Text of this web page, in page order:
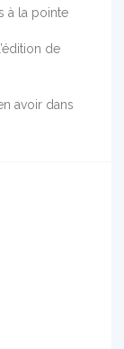
à la pointe
de
avoir dans